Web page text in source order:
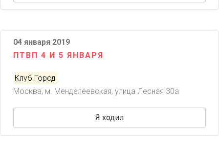
04 января 2019
ПТВП 4 И 5 ЯНВАРЯ
Клуб Город
Москва, м. Менделеевская, улица Лесная 30а
Я ходил